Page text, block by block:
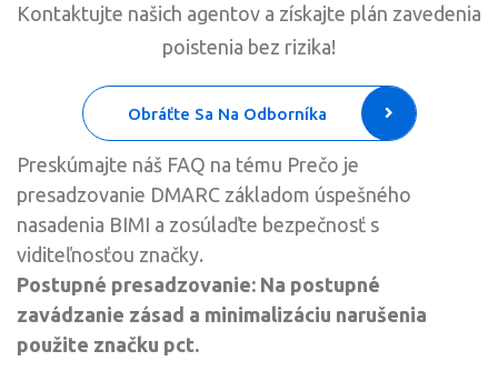
Kontaktujte našich agentov a získajte plán zavedenia
poistenia bez rizika!
Obráťte Sa Na Odborníka
Preskúmajte náš FAQ na tému Prečo je
presadzovanie DMARC základom úspešného
nasadenia BIMI a zosúlaďte bezpečnosť s
viditeľnosťou značky.
Postupné presadzovanie: Na postupné
zavádzanie zásad a minimalizáciu narušenia
použite značku pct.